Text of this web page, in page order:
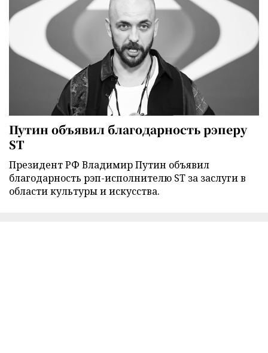
Путин объявил благодарность рэперу
ST
Президент РФ Владимир Путин объявил
благодарность рэп-исполнителю ST за заслуги в
области культуры и искусства.